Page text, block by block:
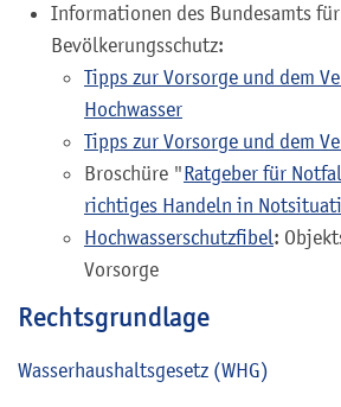
Informationen des Bundesamts für
Bevölkerungsschutz:
Tipps zur Vorsorge und dem
Hochwasser
Tipps zur Vorsorge und dem
Broschüre "Ratgeber für
richtiges Handeln in
Hochwasserschutzfibel:
Vorsorge
Rechtsgrundlage
Wasserhaushaltsgesetz (WHG)